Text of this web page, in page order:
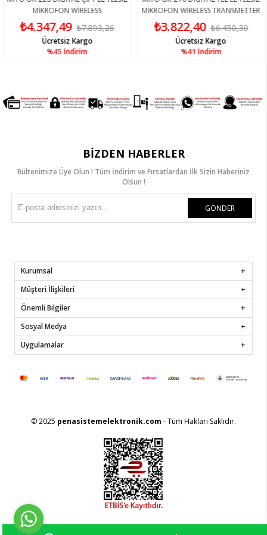
MİKROFON WİRELESS
₺4.347,49 ₺7.893,26
%45İndirim
Ücretsiz Kargo
MİKROFON WİRELESS TRANSMETTER
₺3.822,40 ₺6.450,30
%41İndirim
Ücretsiz Kargo
BIZDEN HABERLER
Bültenimize Üye Olun ! Tüm İndirim ve Fırsatlardan İlk Sizin Haberiniz
Olsun !
GÖNDER
Kurumsal
Müşteri İlişkileri
Önemli Bilgiler
Sosyal Medya
Uygulamalar
© 2025 penasistemelektronik.com - Tüm Hakları Saklıdır.